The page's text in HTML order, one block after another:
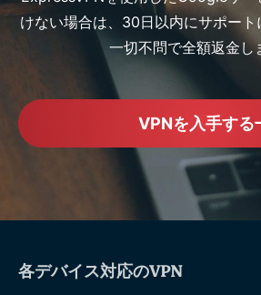
けない場合は、30日以内にサポー
一切不問で全額返金し
VPNを入手する
各デバイス対応のVPN